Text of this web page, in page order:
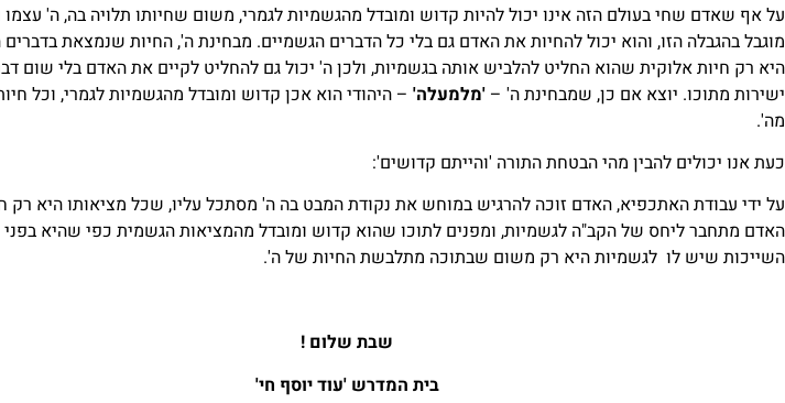
על אף שאדם שחי בעולם הזה אינו יכול להיות קדוש ומובדל מהגשמיות לגמרי, משום שחיותו תלויה בה, ה' עצמו
מוגבל בהגבלה הזו, והוא יכול להחיות את האדם גם בלי כל הדברים הגשמיים. מבחינת ה', החיות שנמצאת
היא רק חיות אלוקית שהוא החליט להלביש אותה בגשמיות, ולכן ה' יכול גם להחליט לקיים את האדם בלי שום
ישירות מתוכו. יוצא אם כן, שמבחינת ה' – 'מלמעלה' – היהודי הוא אכן קדוש ומובדל מהגשמיות לגמרי, וכל
מה'.
כעת אנו יכולים להבין מהי הבטחת התורה 'והייתם קדושים':
על ידי עבודת האתכפיא, האדם זוכה להרגיש במוחש את נקודת המבט בה ה' מסתכל עליו, שכל מציאותו היא רק
האדם מתחבר ליחס של הקב"ה לגשמיות, ומפנים לתוכו שהוא קדוש ומובדל מהמציאות הגשמית כפי שהיא
השייכות שיש לו לגשמיות היא רק משום שבתוכה מתלבשת החיות של ה'.
שבת שלום !
בית המדרש 'עוד יוסף חי'